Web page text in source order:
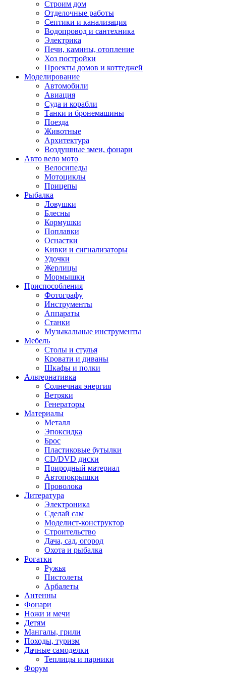
Строим дом
Отделочные работы
Септики и канализация
Водопровод и сантехника
Электрика
Печи, камины, отопление
Хоз постройки
Проекты домов и коттеджей
Моделирование
Автомобили
Авиация
Суда и корабли
Танки и бронемашины
Поезда
Животные
Архитектура
Воздушные змеи, фонари
Авто вело мото
Велосипеды
Мотоциклы
Прицепы
Рыбалка
Ловушки
Блесны
Кормушки
Поплавки
Оснастки
Кивки и сигнализаторы
Удочки
Жерлицы
Мормышки
Приспособления
Фотографу
Инструменты
Аппараты
Станки
Музыкальные инструменты
Мебель
Столы и стулья
Кровати и диваны
Шкафы и полки
Альтернативка
Солнечная энергия
Ветряки
Генераторы
Материалы
Металл
Эпоксидка
Брос
Пластиковые бутылки
CD/DVD диски
Природный материал
Автопокрышки
Проволока
Литература
Электроника
Сделай сам
Моделист-конструктор
Строительство
Дача, сад, огород
Охота и рыбалка
Рогатки
Ружья
Пистолеты
Арбалеты
Антенны
Фонари
Ножи и мечи
Детям
Мангалы, грили
Походы, туризм
Дачные самоделки
Теплицы и парники
Форум